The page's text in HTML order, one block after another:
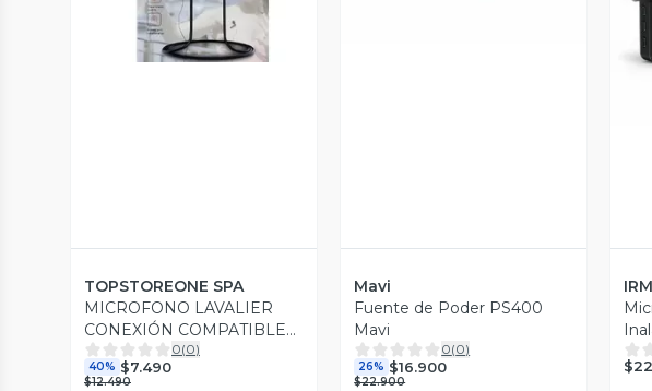
TOPSTOREONE SPA
MICROFONO LAVALIER
CONEXIÓN COMPATIBLE
CON IPHONE
0(0)
40% $7.490
$12.490
Mavi
Fuente de Poder PS400
Mavi
0(0)
26% $16.900
$22.900
IRM